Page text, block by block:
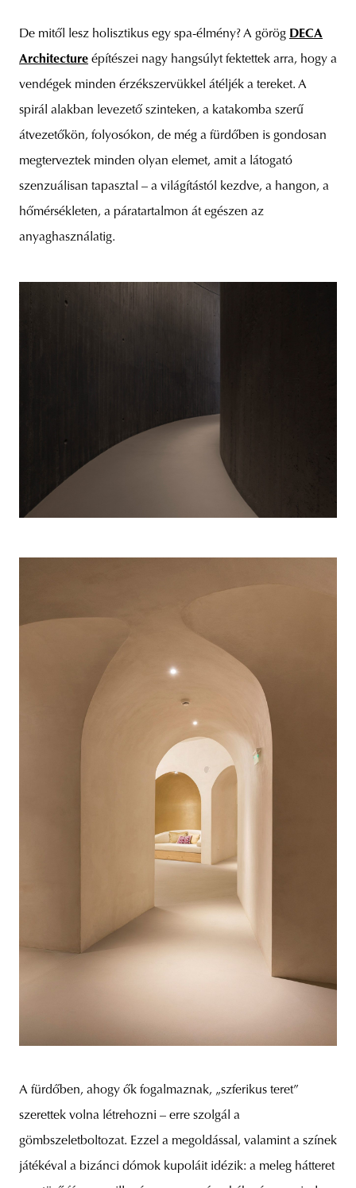
De mitől lesz holisztikus egy spa-élmény? A görög DECA
Architecture építészei nagy hangsúlyt fektettek arra, hogy a
vendégek minden érzékszervükkel átéljék a tereket. A
spirál alakban levezető szinteken, a katakomba szerű
átvezetőkön, folyosókon, de még a fürdőben is gondosan
megterveztek minden olyan elemet, amit a látogató
szenzuálisan tapasztal – a világítástól kezdve, a hangon, a
hőmérsékleten, a páratartalmon át egészen az
anyaghasználatig.
A fürdőben, ahogy ők fogalmaznak, „szferikus teret”
szerettek volna létrehozni – erre szolgál a
gömbszeletboltozat. Ezzel a megoldással, valamint a színek
játékéval a bizánci dómok kupoláit idézik: a meleg hátteret